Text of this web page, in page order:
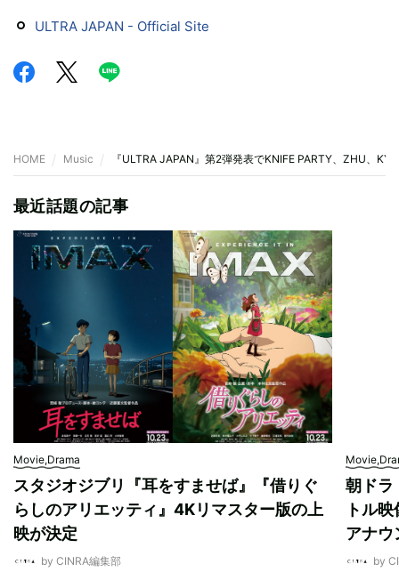
ULTRA JAPAN - Official Site
HOME Music 『ULTRA JAPAN』第2弾発表でKNIFE PARTY、ZHU、
最近話題の記事
Movie,Drama
スタジオジブリ『耳をすませば』『借りぐ
らしのアリエッティ』4Kリマスター版の上
映が決定
by CINRA編集部
朝ドラ
トル
アナウ
by